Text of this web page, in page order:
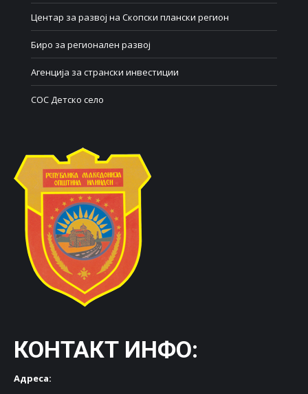
Центар за развој на Скопски плански регион
Биро за регионален развој
Агенција за странски инвестиции
СОС Детско село
КОНТАКТ ИНФО:
Адреса: